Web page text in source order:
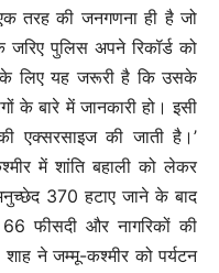
तरह की जनगणना ही है जो
पुलिस अपने रिकॉर्ड को
के लिए यह जरूरी है कि उसके
के बारे में जानकारी हो। इसी
एक्सरसाइज की जाती है।’
में शांति बहाली को लेकर
370 हटाए जाने के बाद
फीसदी और नागरिकों की
ने जम्मू-कश्मीर को पर्यटन